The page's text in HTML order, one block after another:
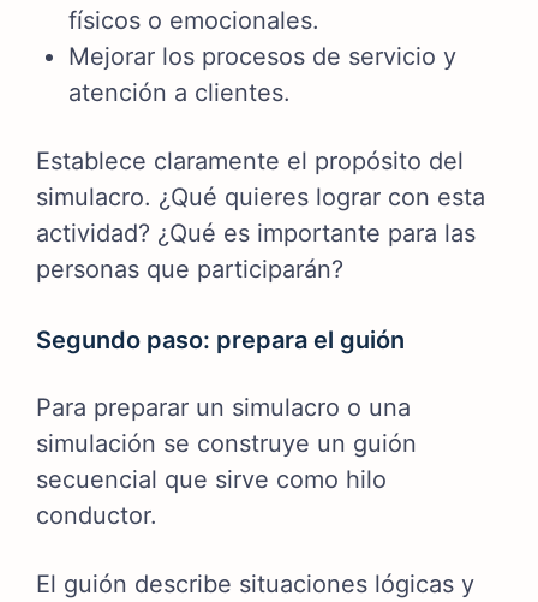
físicos o emocionales.
Mejorar los procesos de servicio y
atención a clientes.
Establece claramente el propósito del
simulacro. ¿Qué quieres lograr con esta
actividad? ¿Qué es importante para las
personas que participarán?
Segundo paso: prepara el guión
Para preparar un simulacro o una
simulación se construye un guión
secuencial que sirve como hilo
conductor.
El guión describe situaciones lógicas y